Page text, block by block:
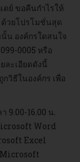
ดย์ ขอคืนกำไรให้
วยโปรโมชั่นสุด
นั้น องค์กรใดสนใจ
0005 หรือ
ละเอียดดังนี้
วิธีในองค์กร เพื่อ
9.00-16.00 น.
Word
Excel